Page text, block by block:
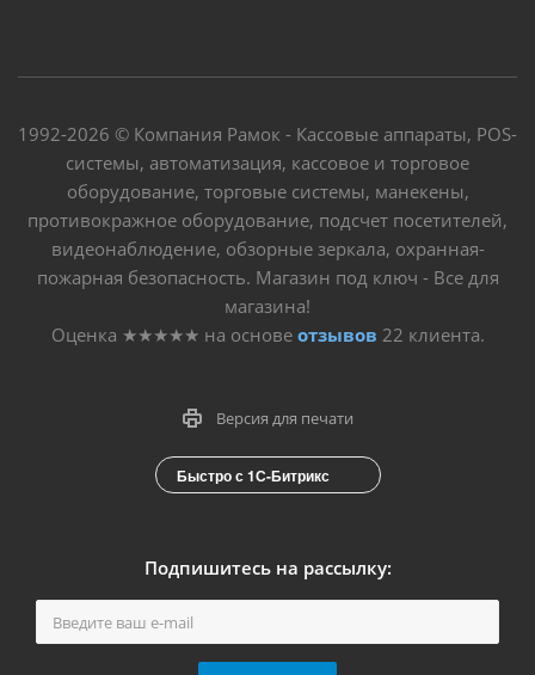
1992-2026 © Компания Рамок - Кассовые аппараты, POS-
системы, автоматизация, кассовое и торговое
оборудование, торговые системы, манекены,
противокражное оборудование, подсчет посетителей,
видеонаблюдение, обзорные зеркала, охранная-
пожарная безопасность. Магазин под ключ - Все для
магазина!
Оценка ★★★★★ на основе отзывов 22 клиента.
Версия для печати
Быстро с 1С-Битрикс
Подпишитесь на рассылку: